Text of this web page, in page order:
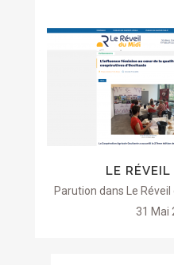
LE RÉVEIL
Parution dans Le Réveil
31 Mai